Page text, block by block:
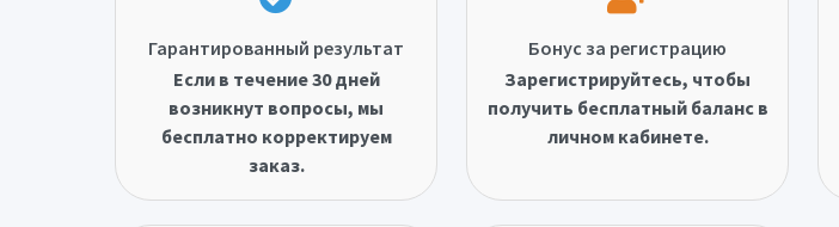
Гарантированный результат
Если в течение 30 дней
возникнут вопросы, мы
бесплатно корректируем
заказ.
Бонус за регистрацию
Зарегистрируйтесь, чтобы
получить бесплатный баланс в
личном кабинете.